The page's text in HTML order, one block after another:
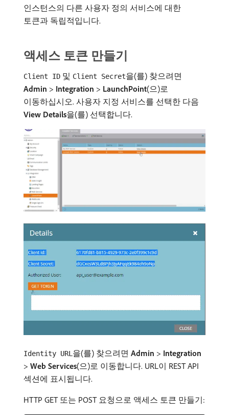
인스턴스의 다른 사용자 정의 서비스에 대한
토큰과 독립적입니다.
액세스 토큰 만들기
Client ID 및 Client Secret을(를) 찾으려면
Admin > Integration > LaunchPoint(으)로
이동하십시오. 사용자 지정 서비스를 선택한 다음
View Details​을(를) 선택합니다.
Identity URL 을(를) 찾으려면 Admin > Integration
> Web Services(으)로 이동합니다. URL이 REST API
섹션에 표시됩니다.
HTTP GET 또는 POST 요청으로 액세스 토큰 만들기: